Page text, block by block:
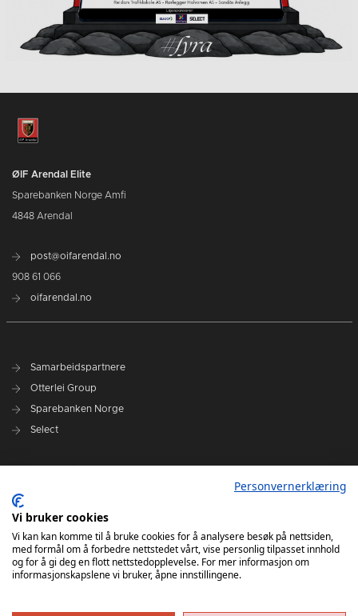
ØIF Arendal Elite
Sparebanken Norge Amfi
4848 Arendal
post@oifarendal.no
908 61 066
oifarendal.no
Samarbeidspartnere
Otterlei Group
Sparebanken Norge
Select
Spillerstall
Administrasjon
Styret
Personvernerklæring
Vi bruker cookies
Vi kan kan komme til å bruke cookies for å analysere besøk på nettsiden,
med formål om å forbedre nettstedet vårt, vise personlig tilpasset innhold
og for å gi deg en flott nettstedopplevelse. For mer informasjon om
informasjonskapslene vi bruker, åpne innstillingene.